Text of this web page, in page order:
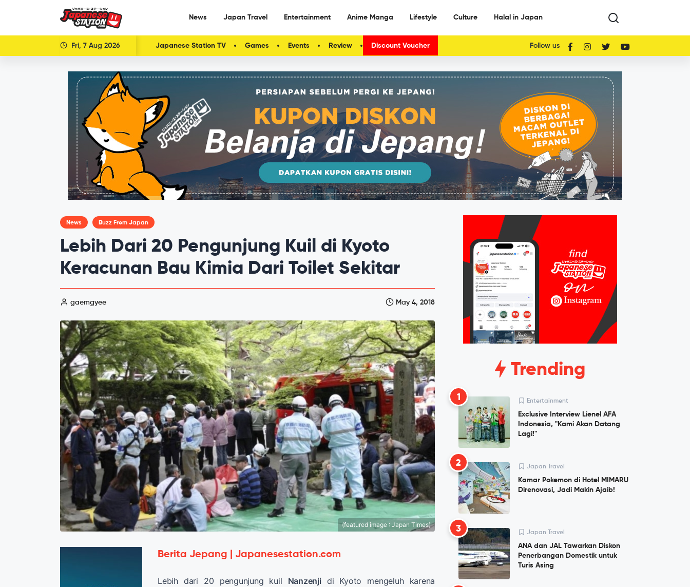
News Japan Travel Entertainment Anime Manga Lifestyle Culture Halal in Japan
Fri, 7 Aug 2026 Japanese Station TV Games Events Review Discount Voucher Follow us
News Buzz From Japan
Lebih Dari 20 Pengunjung Kuil di Kyoto
Keracunan Bau Kimia Dari Toilet Sekitar
gaemgyee May 4, 2018
(featured image : Japan Times)
Berita Jepang | Japanesestation.com
Lebih dari 20 pengunjung kuil Nanzenji di Kyoto mengeluh karena
Trending
1 Entertainment
Exclusive Interview Lienel AFA
Indonesia, "Kami Akan Datang
Lagi!"
2 Japan Travel
Kamar Pokemon di Hotel MIMARU
Direnovasi, Jadi Makin Ajaib!
3 Japan Travel
ANA dan JAL Tawarkan Diskon
Penerbangan Domestik untuk
Turis Asing